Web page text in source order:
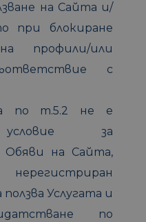
на Сайта и/
при блокиране
профили/или
с
по т.5.2 не е
условие за
Обяви на Сайта,
Услугата и
по